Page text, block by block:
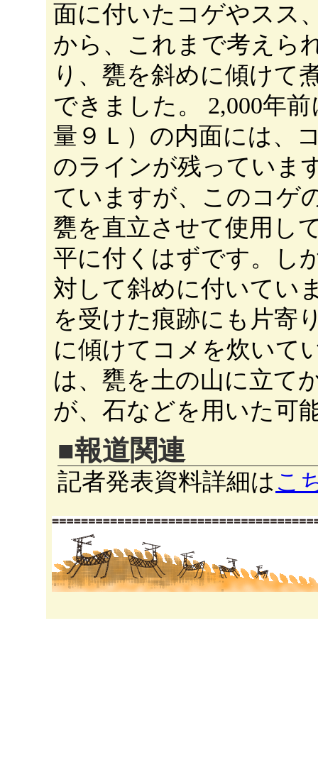
面に付いたコゲやスス
から、これまで考えら
り、甕を斜めに傾けて
できました。 2,000年
量９Ｌ）の内面には、
のラインが残っていま
ていますが、このコゲ
甕を直立させて使用し
平に付くはずです。し
対して斜めに付いてい
を受けた痕跡にも片寄
に傾けてコメを炊いて
は、甕を土の山に立て
が、石などを用いた可
■報道関連
記者発表資料詳細は こ